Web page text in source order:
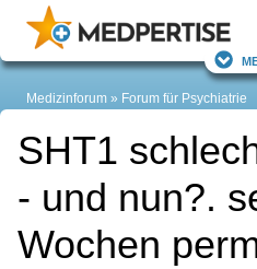
Medizinforum Forum für Psychiatrie
SHT1
- und nun?.
Wochen